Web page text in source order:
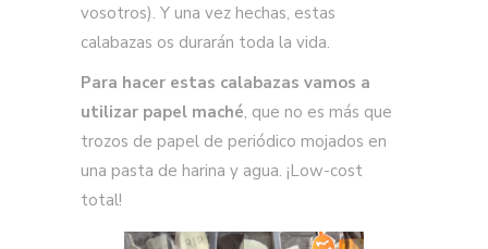
vosotros). Y una vez hechas, estas
calabazas os durarán toda la vida.
Para hacer estas calabazas vamos a
utilizar papel maché, que no es más que
trozos de papel de periódico mojados en
una pasta de harina y agua. ¡Low-cost
total!